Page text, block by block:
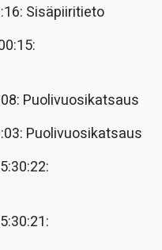
Sisäpiiritieto
Puolivuosikatsaus
Puolivuosikatsaus